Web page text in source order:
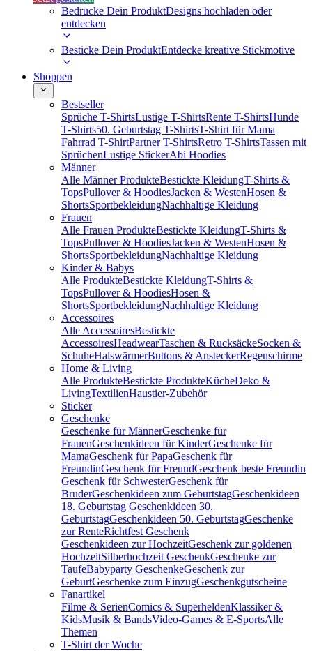
Bedrucke Dein ProduktDesigns hochladen oder
entdecken
Besticke Dein ProduktEntdecke kreative Stickmotive
Shoppen
Bestseller
Sprüche T-ShirtsLustige T-ShirtsRente T-ShirtsHunde
T-Shirts50. Geburtstag T-ShirtsT-Shirt für Mama
Fahrrad T-ShirtPartner T-ShirtsRetro T-ShirtsTassen mit
SprüchenLustige StickerAbi Hoodies
Männer
Alle Männer ProdukteBestickte KleidungT-Shirts &
TopsPullover & HoodiesJacken & WestenHosen &
ShortsSportbekleidungNachhaltige Kleidung
Frauen
Alle Frauen ProdukteBestickte KleidungT-Shirts &
TopsPullover & HoodiesJacken & WestenHosen &
ShortsSportbekleidungNachhaltige Kleidung
Kinder & Babys
Alle ProdukteBestickte KleidungT-Shirts &
TopsPullover & HoodiesHosen &
ShortsSportbekleidungNachhaltige Kleidung
Accessoires
Alle AccessoiresBestickte
AccessoiresHeadwearTaschen & RucksäckeSocken &
SchuheHalswärmerButtons & AnsteckerRegenschirme
Home & Living
Alle ProdukteBestickte ProdukteKücheDeko &
LivingTextilienHaustier-Zubehör
Sticker
Geschenke
Geschenke für MännerGeschenke für
FrauenGeschenkideen für KinderGeschenke für
MamaGeschenk für PapaGeschenk für
FreundinGeschenk für FreundGeschenk beste Freundin
Geschenk für SchwesterGeschenk für
BruderGeschenkideen zum GeburtstagGeschenkideen
18. Geburtstag Geschenkideen 30.
GeburtstagGeschenkideen 50. GeburtstagGeschenke
zur RenteRichtfest Geschenk
Geschenkideen zur HochzeitGeschenk zur goldenen
HochzeitSilberhochzeit GeschenkGeschenke zur
TaufeBabyparty GeschenkeGeschenk zur
GeburtGeschenke zum EinzugGeschenkgutscheine
Fanartikel
Filme & SerienComics & SuperheldenKlassiker &
KidsMusik & BandsVideo-Games & E-SportsAlle
Themen
T-Shirt der Woche